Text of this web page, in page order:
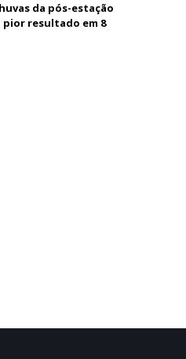
da pós-estação
pior resultado em 8